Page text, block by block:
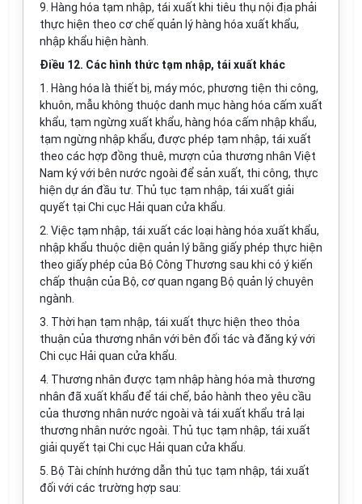
9. Hàng hóa tạm nhập, tái xuất khi tiêu thụ nội địa phải
thực hiện theo cơ chế quản lý hàng hóa xuất khẩu,
nhập khẩu hiện hành.
Điều 12. Các hình thức tạm nhập, tái xuất khác
1. Hàng hóa là thiết bị, máy móc, phương tiện thi công,
khuôn, mẫu không thuộc danh mục hàng hóa cấm xuất
khẩu, tạm ngừng xuất khẩu, hàng hóa cấm nhập khẩu,
tạm ngừng nhập khẩu, được phép tạm nhập, tái xuất
theo các hợp đồng thuê, mượn của thương nhân Việt
Nam ký với bên nước ngoài để sản xuất, thi công, thực
hiện dự án đầu tư. Thủ tục tạm nhập, tái xuất giải
quyết tại Chi cục Hải quan cửa khẩu.
2. Việc tạm nhập, tái xuất các loại hàng hóa xuất khẩu,
nhập khẩu thuộc diện quản lý bằng giấy phép thực hiện
theo giấy phép của Bộ Công Thương sau khi có ý kiến
chấp thuận của Bộ, cơ quan ngang Bộ quản lý chuyên
ngành.
3. Thời hạn tạm nhập, tái xuất thực hiện theo thỏa
thuận của thương nhân với bên đối tác và đăng ký với
Chi cục Hải quan cửa khẩu.
4. Thương nhân được tạm nhập hàng hóa mà thương
nhân đã xuất khẩu để tái chế, bảo hành theo yêu cầu
của thương nhân nước ngoài và tái xuất khẩu trả lại
thương nhân nước ngoài. Thủ tục tạm nhập, tái xuất
giải quyết tại Chi cục Hải quan cửa khẩu.
5. Bộ Tài chính hướng dẫn thủ tục tạm nhập, tái xuất
đối với các trường hợp sau: